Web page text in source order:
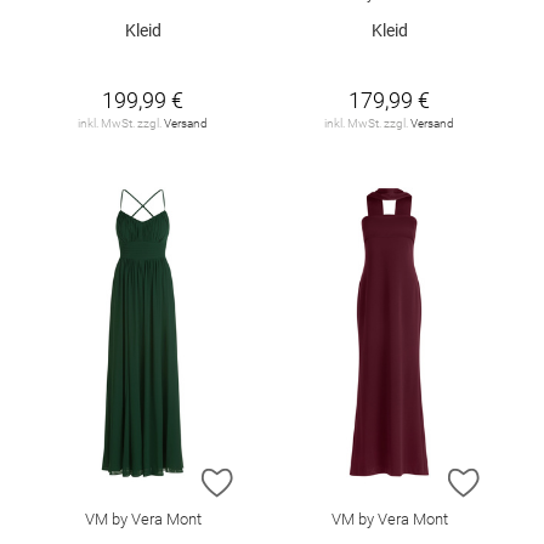
Kleid
199,99 €
inkl. MwSt. zzgl. Versand
Kleid
179,99 €
inkl. MwSt. zzgl. Versand
ZUR WUNSCHLISTE HINZUFÜGEN
VM by Vera Mont
ZUR
VM by Vera Mont